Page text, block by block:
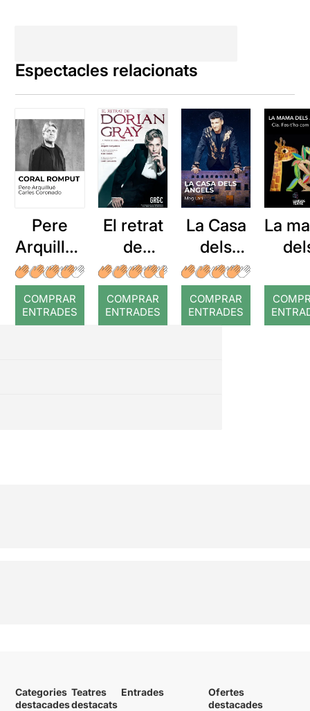
Espectacles relacionats
Pere
Arquillué
: Coral
romput
COMPRAR
ENTRADES
El retrat
de
Dorian
Gray
COMPRAR
ENTRADES
La Casa
dels
Àngels
COMPRAR
ENTRADES
La
Categories
destacades
Teatres
destacats
Entrades
Ofertes
destacades